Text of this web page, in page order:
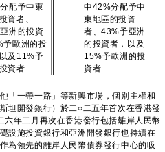
配予中東
資者、
洲的投資
予歐洲的投
及11%予
資者
中42%分配予中
東地區的投資
者、43%予亞洲
的投資者，以及
15%予歐洲的投
資者
一帶一路」等新興市場，個別主權和
坦開發銀行）於二○二五年首次在香港發
年二月再次在香港發行包括離岸人民幣
設施投資銀行和亞洲開發銀行也持續在
為領先的離岸人民幣債券發行中心的吸